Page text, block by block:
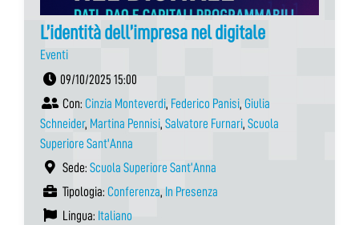
L’identità dell’impresa nel digitale
Eventi
09/10/2025 15:00
Con: Cinzia Monteverdi, Federico Panisi, Giulia
Schneider, Martina Pennisi, Salvatore Furnari, Scuola
Superiore Sant'Anna
Sede: Scuola Superiore Sant’Anna
Tipologia: Conferenza, In Presenza
Lingua: Italiano